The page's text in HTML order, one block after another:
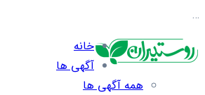
…
خانه
آگهی ها
همه آگهی ها